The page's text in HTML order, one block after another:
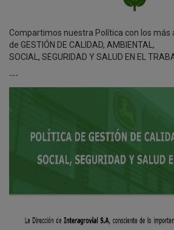
Compartimos nuestra Política con los más
de GESTIÓN DE CALIDAD, AMBIENTAL,
SOCIAL, SEGURIDAD Y SALUD EN EL
---